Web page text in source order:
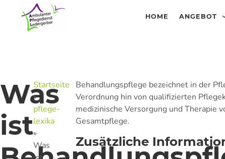
HOME ANGEBOT
Was
ist
Startseite
»
pflege-
lexika
»
Was
Behandlungspflege bezeichnet in der
Verordnung hin von qualifizierten
medizinische Versorgung und Therapie
Gesamtpflege.
Zusätzliche